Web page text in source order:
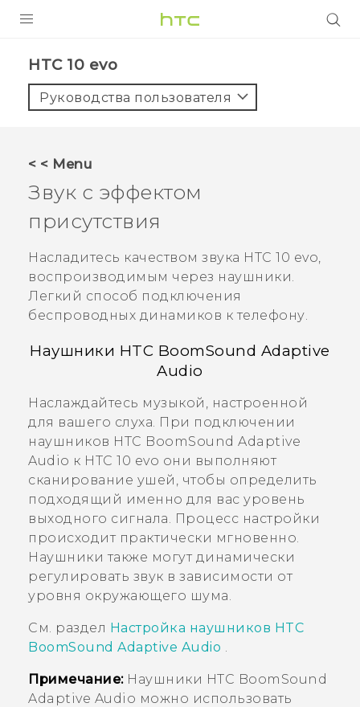
5G
VIVERSE
ПОДДЕРЖКА
HTC 10 evo‎
Руководства пользователя
< < Menu
Звук с эффектом
присутствия
Насладитесь качеством звука HTC 10 evo,
воспроизводимым через наушники.
Легкий способ подключения
беспроводных динамиков к телефону.
Наушники HTC BoomSound Adaptive
Audio
Наслаждайтесь музыкой, настроенной
для вашего слуха. При подключении
наушников HTC BoomSound Adaptive
Audio к HTC 10 evo они выполняют
сканирование ушей, чтобы определить
подходящий именно для вас уровень
выходного сигнала. Процесс настройки
происходит практически мгновенно.
Наушники также могут динамически
регулировать звук в зависимости от
уровня окружающего шума.
См. раздел Настройка наушников HTC
BoomSound Adaptive Audio .
Примечание:Наушники HTC BoomSound
Adaptive Audio можно использовать